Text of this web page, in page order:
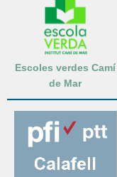
Escoles verdes Camí
de Mar